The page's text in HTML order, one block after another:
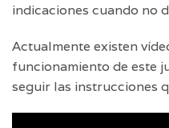
indicaciones cuando no
Actualmente existen
funcionamiento de este
seguir las instrucciones